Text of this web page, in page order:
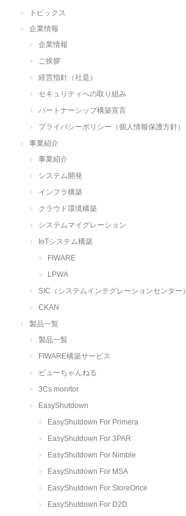
トピックス
企業情報
企業情報
ご挨拶
経営指針（社是）
セキュリティへの取り組み
パートナーシップ構築宣言
プライバシーポリシー（個人情報保護方針）
事業紹介
事業紹介
システム開発
インフラ構築
クラウド環境構築
システムマイグレーション
IoTシステム構築
FIWARE
LPWA
SIC（システムインテグレーションセンター）
CKAN
製品一覧
製品一覧
FIWARE構築サービス
ビューちゃんねる
3Cs monitor
EasyShutdown
EasyShutdown For Primera
EasyShutdown For 3PAR
EasyShutdown For Nimble
EasyShutdown For MSA
EasyShutdown For StoreOnce
EasyShutdown For D2D